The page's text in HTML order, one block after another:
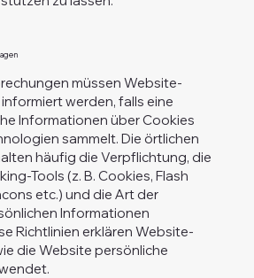
müssen Website-
werden, falls eine
Informationen über Cookies
sammelt. Die örtlichen
häufig die Verpflichtung, die
Tools (z. B. Cookies, Flash
etc.) und die Art der
Informationen
Richtlinien erklären Website-
die Website persönliche